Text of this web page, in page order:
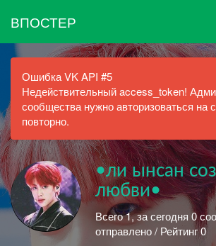
ВПОСТЕР
Ошибка VK API #5
Недействительный access_token!
сообщества нужно авторизоваться на
повторно.
•ли ынсан
любви•
Всего 1, за сегодня 0
отправлено / Рейтинг 0